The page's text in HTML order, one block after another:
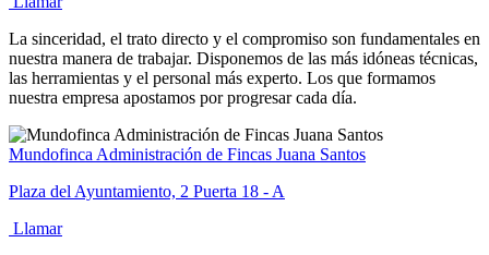
La sinceridad, el trato directo y el compromiso son fundamentales en
nuestra manera de trabajar. Disponemos de las más idóneas técnicas,
las herramientas y el personal más experto. Los que formamos
nuestra empresa apostamos por progresar cada día.
Mundofinca Administración de Fincas Juana Santos
Plaza del Ayuntamiento, 2 Puerta 18 - A
Llamar